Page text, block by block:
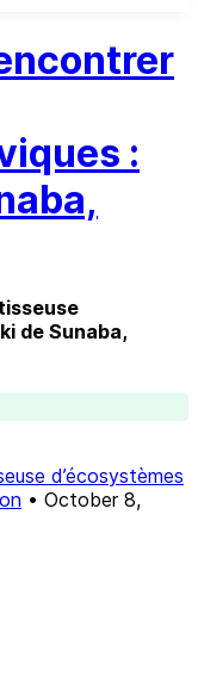
:
de Sunaba,
d’écosystèmes
• October 8,